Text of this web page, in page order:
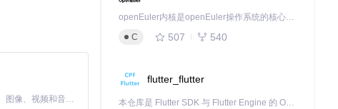
MiniMax H3 是一个通用的全模态生成系统。它支持对由文本、图像、视频和音频组成的多模态上下文进行统一理解，并能生成分辨率高达 2K、时长可达 15 秒的带原生立体声音频的视频。得益于面向任务泛化的系统设计，H3 在预训练阶段就已具备广泛的多模态上下文理解与生成能力，能够出色地执行复杂的多模态指令。
openEuler内核是openEuler操作系统的核心，既是系统性能与稳定性的基石，也是连接处理器、设备与服务的桥梁。
C
507 540
flutter_flutter
本仓库是 Flutter SDK 与 Flutter Engine 的 OpenHarmony 适配版本，由 CPF-Flutter 团队维护。开发者可使用熟悉的 Flutter 技术栈开发 OpenHarmony 应用，3.35.7 及以后的适配版本可基于本仓库源码构建支持 OpenHarmony 的 Flutter Engine。